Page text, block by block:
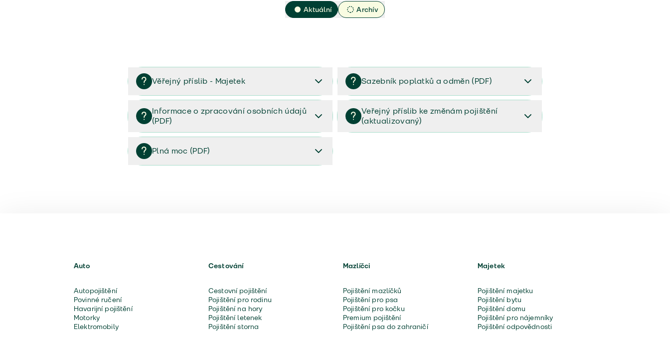
Aktuální Archív
Věřejný příslib - Majetek
Věřejný příslib majetek 2023
Sazebník poplatků a odměn (PDF)
Sazebník poplatků a odměn (PDF)
Informace o zpracování osobních údajů
(PDF)
Informace o zpracování osobních údajů (PDF)
Veřejný příslib ke změnám pojištění
(aktualizovaný)
Plná moc (PDF)
Auto
Autopojištění
Povinné ručení
Havarijní pojištění
Motorky
Elektromobily
Cestování
Cestovní pojištění
Pojištění pro rodinu
Pojištění na hory
Pojištění letenek
Pojištění storna
Mazlíčci
Pojištění mazlíčků
Pojištění pro psa
Pojištění pro kočku
Premium pojištění
Pojištění psa do zahraničí
Majetek
Pojištění majetku
Pojištění bytu
Pojištění domu
Pojištění pro nájemníky
Pojištění odpovědnosti